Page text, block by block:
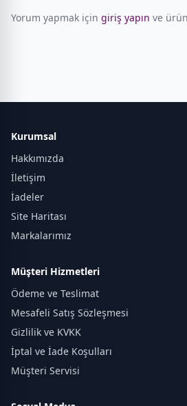
Yorum yapmak için giriş yapın ve
Kurumsal
Hakkımızda
İletişim
İadeler
Site Haritası
Markalarımız
Müşteri Hizmetleri
Ödeme ve Teslimat
Mesafeli Satış Sözleşmesi
Gizlilik ve KVKK
İptal ve İade Koşulları
Müşteri Servisi